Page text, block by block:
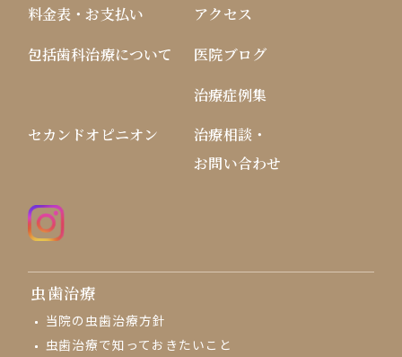
料金表・お支払い
アクセス
包括歯科治療について
医院ブログ
治療症例集
治療相談・
お問い合わせ
セカンドオピニオン
虫歯治療
当院の虫歯治療方針
虫歯治療で知っておきたいこと